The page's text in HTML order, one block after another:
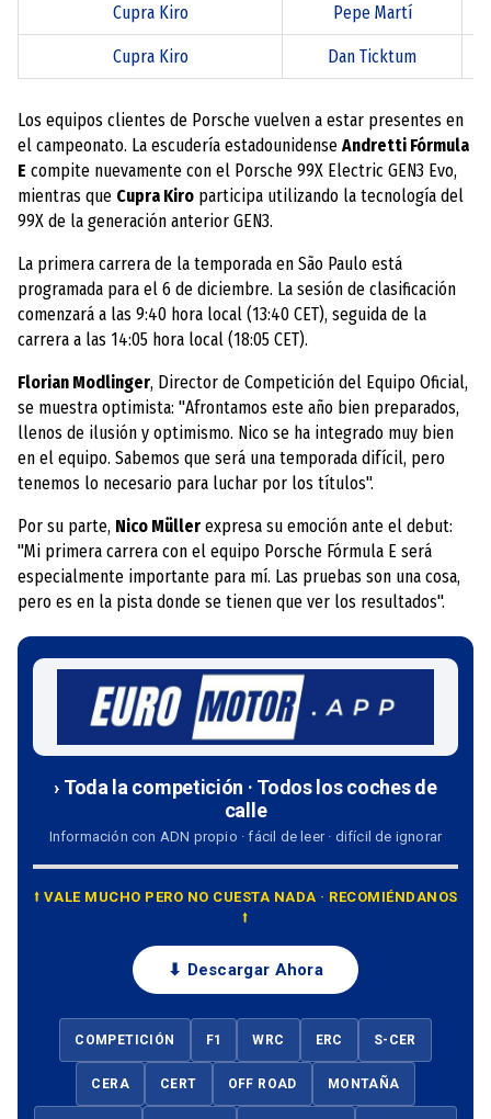
Cupra Kiro Pepe Martí
Cupra Kiro Dan Ticktum
Los equipos clientes de Porsche vuelven a estar presentes en
el campeonato. La escudería estadounidense Andretti Fórmula
E compite nuevamente con el Porsche 99X Electric GEN3 Evo,
mientras que Cupra Kiro participa utilizando la tecnología del
99X de la generación anterior GEN3.
La primera carrera de la temporada en São Paulo está
programada para el 6 de diciembre. La sesión de clasificación
comenzará a las 9:40 hora local (13:40 CET), seguida de la
carrera a las 14:05 hora local (18:05 CET).
Florian Modlinger, Director de Competición del Equipo Oficial,
se muestra optimista: "Afrontamos este año bien preparados,
llenos de ilusión y optimismo. Nico se ha integrado muy bien
en el equipo. Sabemos que será una temporada difícil, pero
tenemos lo necesario para luchar por los títulos".
Por su parte, Nico Müller expresa su emoción ante el debut:
"Mi primera carrera con el equipo Porsche Fórmula E será
especialmente importante para mí. Las pruebas son una cosa,
pero es en la pista donde se tienen que ver los resultados".
› Toda la competición · Todos los coches de
calle
Información con ADN propio · fácil de leer · difícil de ignorar
⭡ VALE MUCHO PERO NO CUESTA NADA · RECOMIÉNDANOS
⭡
⬇ Descargar Ahora
COMPETICIÓN F1 WRC ERC S-CER
CERA CERT OFF ROAD MONTAÑA